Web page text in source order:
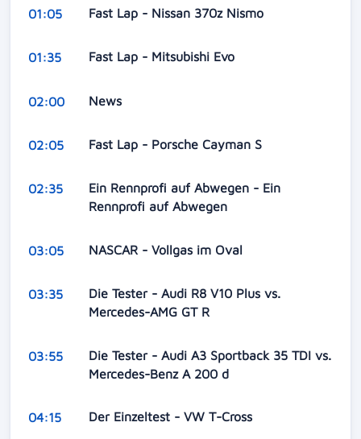
01:05 Fast Lap - Nissan 370z Nismo
01:35 Fast Lap - Mitsubishi Evo
02:00 News
02:05 Fast Lap - Porsche Cayman S
02:35
Ein Rennprofi auf Abwegen - Ein
Rennprofi auf Abwegen
03:05 NASCAR - Vollgas im Oval
03:35
Die Tester - Audi R8 V10 Plus vs.
Mercedes-AMG GT R
03:55
Die Tester - Audi A3 Sportback 35 TDI vs.
Mercedes-Benz A 200 d
04:15 Der Einzeltest - VW T-Cross